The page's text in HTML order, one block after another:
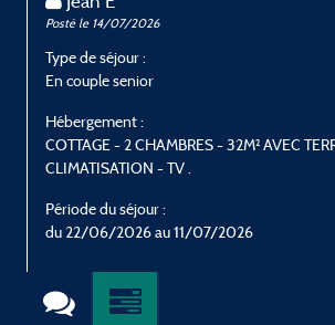
Posté le 14/07/2026
Type de séjour :
En couple senior
Hébergement :
COTTAGE - 2 CHAMBRES - 32M² AVEC
CLIMATISATION - TV .
Période du séjour :
du 22/06/2026 au 11/07/2026